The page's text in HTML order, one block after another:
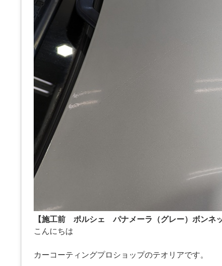
【施工前 ポルシェ パナメーラ（グレー）ボンネ
こんにちは
カーコーティングプロショップのテオリアです。